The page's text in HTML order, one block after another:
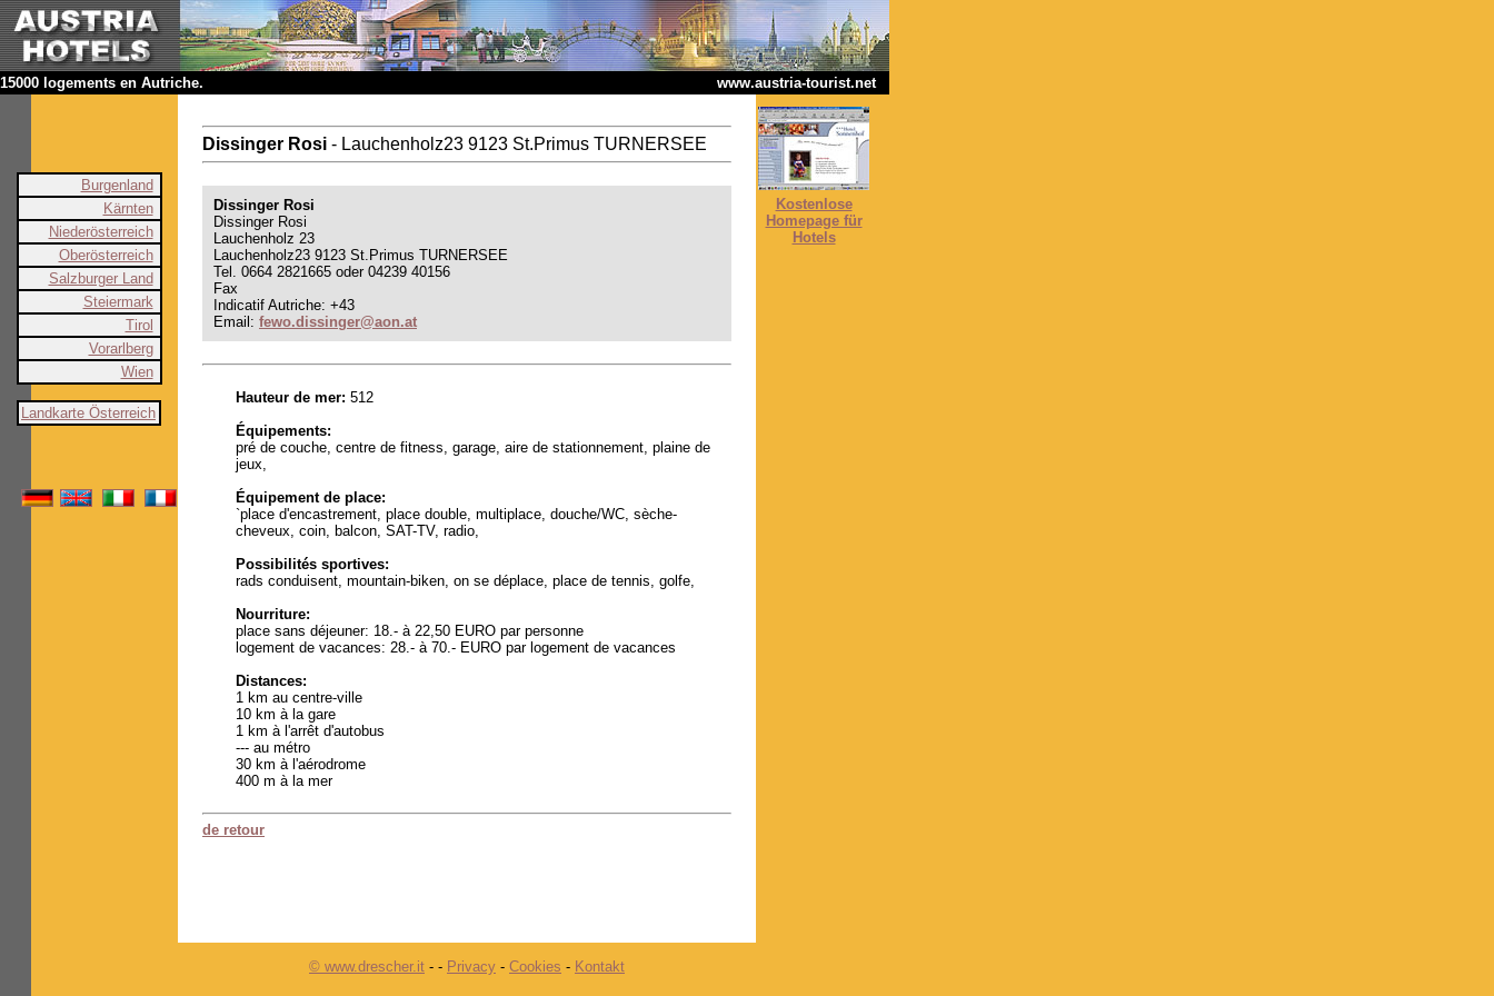
15000 logements en Autriche. www.austria-tourist.net
Burgenland
Kärnten
Niederösterreich
Oberösterreich
Salzburger Land
Steiermark
Tirol
Vorarlberg
Wien
Landkarte Österreich
Dissinger Rosi - Lauchenholz23 9123 St.Primus TURNERSEE
Dissinger Rosi
Dissinger Rosi
Lauchenholz 23
Lauchenholz23 9123 St.Primus TURNERSEE
Tel. 0664 2821665 oder 04239 40156
Fax
Indicatif Autriche: +43
Email: fewo.dissinger@aon.at
Hauteur de mer: 512
Équipements:
pré de couche, centre de fitness, garage, aire de stationnement, plaine de
jeux,
Équipement de place:
`place d'encastrement, place double, multiplace, douche/WC, sèche-
cheveux, coin, balcon, SAT-TV, radio,
Possibilités sportives:
rads conduisent, mountain-biken, on se déplace, place de tennis, golfe,
Nourriture:
place sans déjeuner: 18.- à 22,50 EURO par personne
logement de vacances: 28.- à 70.- EURO par logement de vacances
Distances:
1 km au centre-ville
10 km à la gare
1 km à l'arrêt d'autobus
--- au métro
30 km à l'aérodrome
400 m à la mer
de retour
Kostenlose
Homepage für
Hotels
© www.drescher.it - - Privacy - Cookies - Kontakt